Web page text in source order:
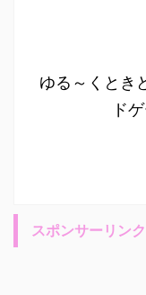
ゆる～くとき
ド
スポンサーリンク